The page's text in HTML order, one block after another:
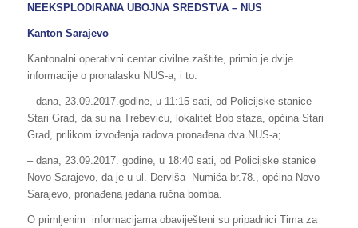
NEEKSPLODIRANA UBOJNA SREDSTVA – NUS
Kanton Sarajevo
Kantonalni operativni centar civilne zaštite, primio je dvije
informacije o pronalasku NUS-a, i to:
– dana, 23.09.2017.godine, u 11:15 sati, od Policijske stanice
Stari Grad, da su na Trebeviću, lokalitet Bob staza, općina Stari
Grad, prilikom izvođenja radova pronađena dva NUS-a;
– dana, 23.09.2017. godine, u 18:40 sati, od Policijske stanice
Novo Sarajevo, da je u ul. Derviša Numića br.78., općina Novo
Sarajevo, pronađena jedana ručna bomba.
O primljenim informacijama obaviješteni su pripadnici Tima za